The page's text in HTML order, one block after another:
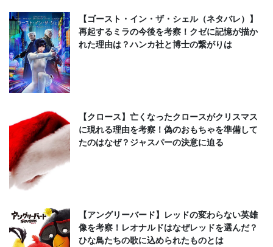
【ゴースト・イン・ザ・シェル（ネタバレ）】
再起するミラの今後を考察！クゼに記憶が描か
れた理由は？ハンカ社と博士の繋がりは
【クロース】亡くなったクロースがクリスマス
に現れる理由を考察！偽のおもちゃを準備して
たのはなぜ？ジャスパーの決意に迫る
【アングリーバード】レッドの変わらない英雄
像を考察！レオナルドはなぜレッドを選んだ？
ひな鳥たちの歌に込められたものとは